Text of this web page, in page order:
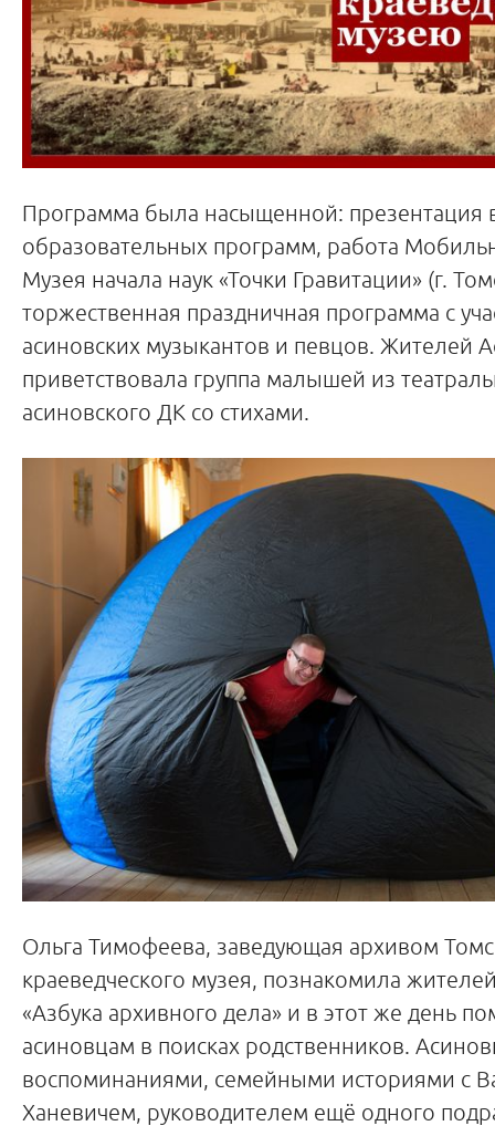
Программа была насыщенной: презентация
образовательных программ, работа
Музея начала наук «Точки Гравитации» (г.
торжественная праздничная программа с
асиновских музыкантов и певцов. Жителей
приветствовала группа малышей из
асиновского ДК со стихами.
Ольга Тимофеева, заведующая архивом
краеведческого музея, познакомила
«Азбука архивного дела» и в этот же день
асиновцам в поисках родственников.
воспоминаниями, семейными историями с
Ханевичем, руководителем ещё одного